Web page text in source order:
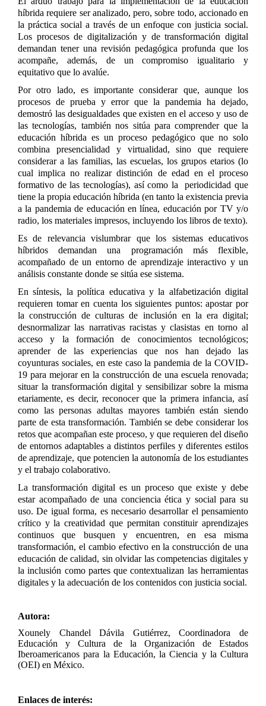
híbrida requiere ser analizado, pero, sobre todo, accionado en
la práctica social a través de un enfoque con justicia social.
Los procesos de digitalización y de transformación digital
demandan tener una revisión pedagógica profunda que los
acompañe, además, de un compromiso igualitario y
equitativo que lo avalúe.
Por otro lado, es importante considerar que, aunque los
procesos de prueba y error que la pandemia ha dejado,
demostró las desigualdades que existen en el acceso y uso de
las tecnologías, también nos sitúa para comprender que la
educación híbrida es un proceso pedagógico que no solo
combina presencialidad y virtualidad, sino que requiere
considerar a las familias, las escuelas, los grupos etarios (lo
cual implica no realizar distinción de edad en el proceso
formativo de las tecnologías), así como la
periodicidad que
tiene la propia educación híbrida (en tanto la existencia previa
a la pandemia de educación en línea, educación por TV y/o
radio, los materiales impresos, incluyendo los libros de texto).
Es de relevancia vislumbrar que los sistemas educativos
híbridos demandan una programación más flexible,
acompañado de un entorno de aprendizaje interactivo y un
análisis constante donde se sitúa ese sistema.
En síntesis, la política educativa y la alfabetización digital
requieren tomar en cuenta los siguientes puntos: apostar por
la construcción de culturas de inclusión en la era digital;
desnormalizar las narrativas racistas y clasistas en torno al
acceso y la formación de conocimientos tecnológicos;
aprender de las experiencias que nos han dejado las
coyunturas sociales, en este caso la pandemia de la COVID-
19 para mejorar en la construcción de una escuela renovada;
situar la transformación digital y sensibilizar sobre la misma
etariamente, es decir, reconocer que la primera infancia, así
como las personas adultas mayores también están siendo
parte de esta transformación. También se debe considerar los
retos que acompañan este proceso, y que requieren del diseño
de entornos adaptables a distintos perfiles y diferentes estilos
de aprendizaje, que potencien la autonomía de los estudiantes
y el trabajo colaborativo.
La transformación digital es un proceso que existe y debe
estar acompañado de una conciencia ética y social para su
uso. De igual forma, es necesario desarrollar el pensamiento
crítico y la creatividad que permitan constituir aprendizajes
continuos que busquen y encuentren, en esa misma
transformación, el cambio efectivo en la construcción de una
educación de calidad, sin olvidar las competencias digitales y
la inclusión como partes que contextualizan las herramientas
digitales y la adecuación de los contenidos con justicia social.
Autora:
Xounely Chandel Dávila Gutiérrez, Coordinadora de
Educación y Cultura de la Organización de Estados
Iberoamericanos para la Educación, la Ciencia y la Cultura
(OEI) en México.
Enlaces de interés: